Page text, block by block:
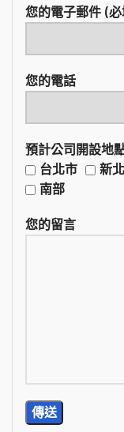
您的電子郵件 (必
您的電話
預計公司開設地
台北市
新
南部
您的留言